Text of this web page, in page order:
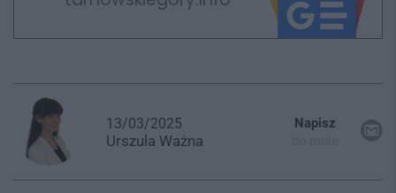
13/03/2025
Urszula Ważna
Napisz